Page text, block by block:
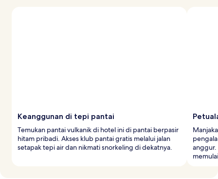
Keanggunan di tepi pantai
Temukan pantai vulkanik di hotel ini di pantai berpasir
hitam pribadi. Akses klub pantai gratis melalui jalan
setapak tepi air dan nikmati snorkeling di dekatnya.
anggur.